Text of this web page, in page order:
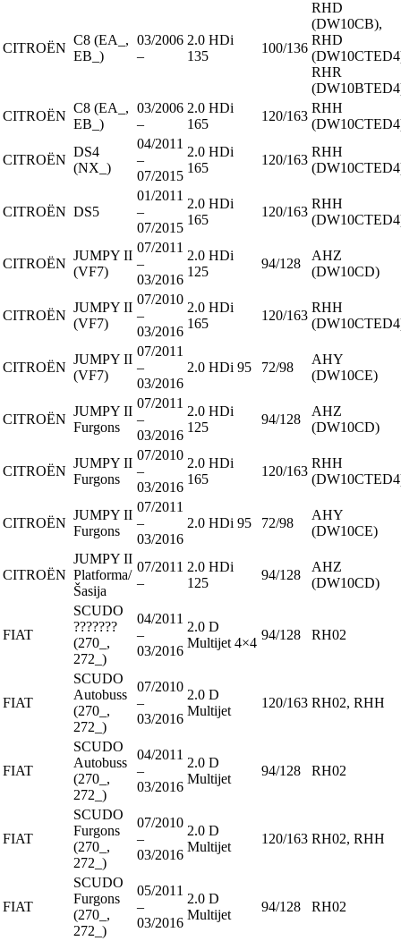
CITROËN
C8 (EA_,
EB_)
03/2006
–
2.0 HDi
135
100/136
RHD
(DW10CB),
RHD
RHR
CITROËN
C8 (EA_,
EB_)
03/2006
–
2.0 HDi
165
120/163
RHH
CITROËN
DS4
(NX_)
04/2011
–
07/2015
2.0 HDi
165
120/163
RHH
CITROËN DS5
01/2011
–
07/2015
2.0 HDi
165
120/163
RHH
CITROËN
JUMPY II
(VF7)
07/2011
–
03/2016
2.0 HDi
125
94/128
AHZ
(DW10CD)
CITROËN
JUMPY II
(VF7)
07/2010
–
03/2016
2.0 HDi
165
120/163
RHH
CITROËN
JUMPY II
(VF7)
07/2011
–
03/2016
2.0 HDi 95 72/98
AHY
(DW10CE)
CITROËN
JUMPY II
Furgons
07/2011
–
03/2016
2.0 HDi
125
94/128
AHZ
(DW10CD)
CITROËN
JUMPY II
Furgons
07/2010
–
03/2016
2.0 HDi
165
120/163
RHH
CITROËN
JUMPY II
Furgons
07/2011
–
03/2016
2.0 HDi 95 72/98
AHY
(DW10CE)
CITROËN
JUMPY II
Platforma/
Šasija
07/2011
–
2.0 HDi
125
94/128
AHZ
(DW10CD)
FIAT
SCUDO
???????
(270_,
272_)
04/2011
–
03/2016
2.0 D
Multijet 4×4
94/128 RH02
FIAT
SCUDO
Autobuss
(270_,
272_)
07/2010
–
03/2016
2.0 D
Multijet
120/163 RH02, RHH
FIAT
SCUDO
Autobuss
(270_,
272_)
04/2011
–
03/2016
2.0 D
Multijet
94/128 RH02
FIAT
SCUDO
Furgons
(270_,
272_)
07/2010
–
03/2016
2.0 D
Multijet
120/163 RH02, RHH
FIAT
SCUDO
Furgons
(270_,
272_)
05/2011
–
03/2016
2.0 D
Multijet
94/128 RH02